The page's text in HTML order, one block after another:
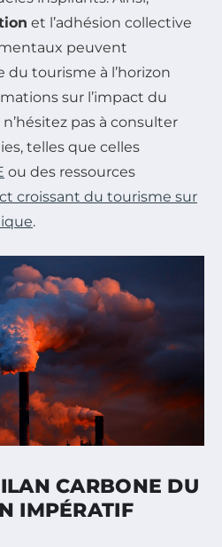
et l’adhésion collective
peuvent
du tourisme à l’horizon
sur l’impact du
pas à consulter
telles que celles
ou des ressources
croissant du tourisme sur
.
CARBONE DU
IMPÉRATIF